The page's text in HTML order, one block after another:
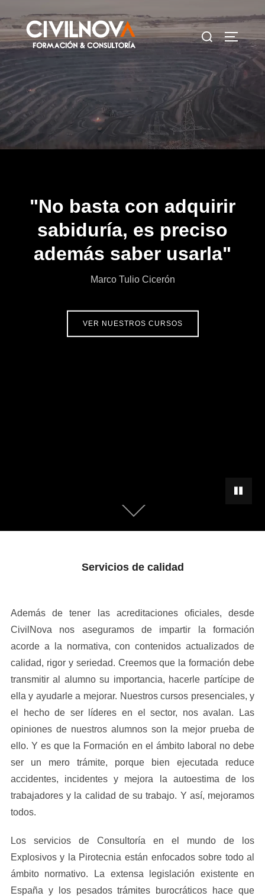
"No basta con adquirir
sabiduría, es preciso
además saber usarla"
Marco Tulio Cicerón
VER NUESTROS CURSOS
Servicios de calidad
Además de tener las acreditaciones oficiales, desde
CivilNova nos aseguramos de impartir la formación
acorde a la normativa, con contenidos actualizados de
calidad, rigor y seriedad. Creemos que la formación debe
transmitir al alumno su importancia, hacerle partícipe de
ella y ayudarle a mejorar. Nuestros cursos presenciales, y
el hecho de ser líderes en el sector, nos avalan. Las
opiniones de nuestros alumnos son la mejor prueba de
ello. Y es que la Formación en el ámbito laboral no debe
ser un mero trámite, porque bien ejecutada reduce
accidentes, incidentes y mejora la autoestima de los
trabajadores y la calidad de su trabajo. Y así, mejoramos
todos.
Los servicios de Consultoría en el mundo de los
Explosivos y la Pirotecnia están enfocados sobre todo al
ámbito normativo. La extensa legislación existente en
España y los pesados trámites burocráticos hace que